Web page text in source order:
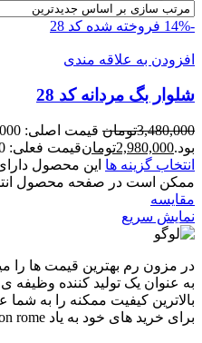
-14% فروخته شده کد 28
افزودن به علاقه مندی
شلوار بگ مردانه کد 28
3,480,000تومان
بود.2,980,000تومانقیمت فعلی: 2,980,000تومان.
انتخاب گزینه ها این محصول
ممکن است در صفحه محصول
مقايسه
نمایش سریع
در مزون رم بهترین قیمت ها را
به عنوان یک تولید کننده وظیفه
بالاترین کیفیت ممکنه را به شما
برای خرید های خود به یاد mezon rome باشید